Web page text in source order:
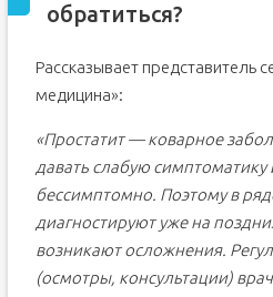
обратиться?
Рассказывает представитель
медицина»:
«Простатит — коварное
давать слабую
бессимптомно. Поэтому в
диагностируют уже на
возникают осложнения.
(осмотры, консультации)